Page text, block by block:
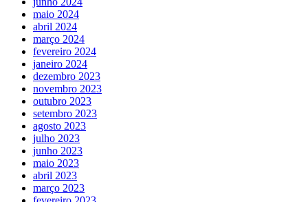
maio 2024
abril 2024
março 2024
fevereiro 2024
janeiro 2024
dezembro 2023
novembro 2023
outubro 2023
setembro 2023
agosto 2023
julho 2023
junho 2023
maio 2023
abril 2023
março 2023